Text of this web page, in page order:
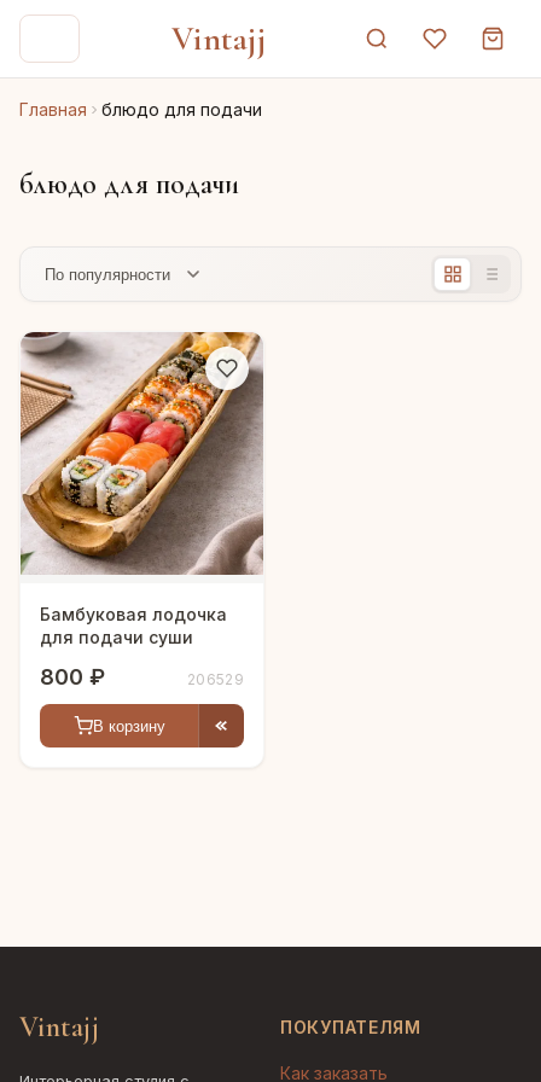
Vintajj
Главная блюдо для подачи
блюдо для подачи
Бамбуковая лодочка
для подачи суши
800 ₽ 206529
В корзину
Vintajj ПОКУПАТЕЛЯМ
Как заказать